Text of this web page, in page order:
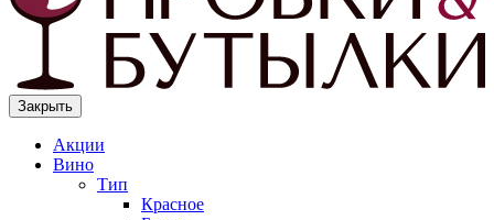
Закрыть
Акции
Вино
Тип
Красное